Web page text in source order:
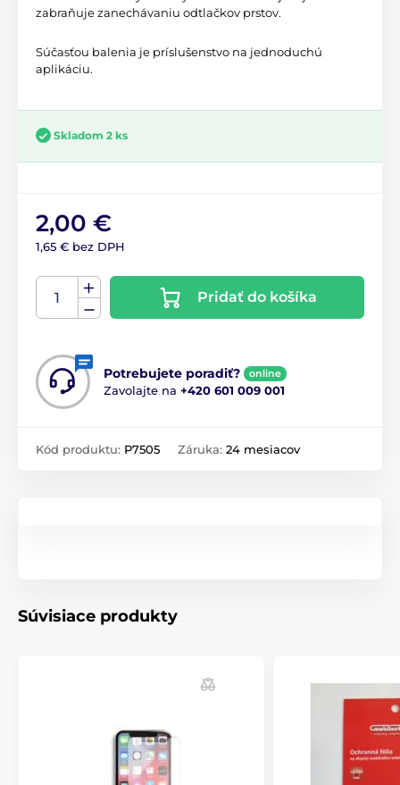
zabraňuje zanechávaniu odtlačkov prstov.
Súčasťou balenia je príslušenstvo na jednoduchú
aplikáciu.
Skladom 2 ks
2,00 €
1,65 € bez DPH
Pridať do košíka
Potrebujete poradiť? online
Zavolajte na +420 601 009 001
Kód produktu: P7505 Záruka: 24 mesiacov
Súvisiace produkty